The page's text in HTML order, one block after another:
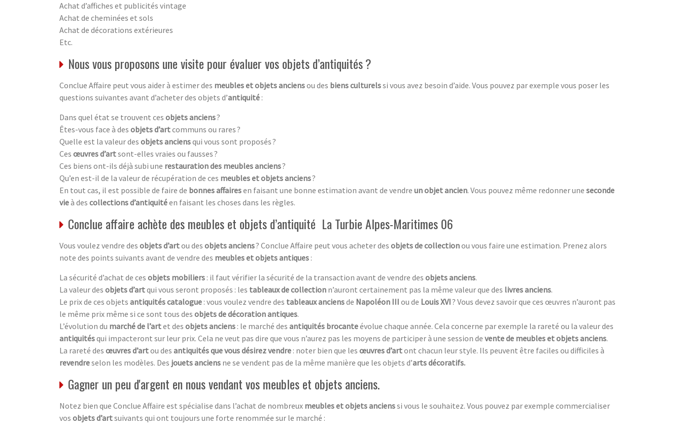
Achat d’affiches et publicités vintage
Achat de cheminées et sols
Achat de décorations extérieures
Etc.
Nous vous proposons une visite pour évaluer vos objets d’antiquités ?
Conclue Affaire peut vous aider à estimer des meubles et objets anciensou des biens culturelssi vous avez besoin d’aide. Vous pouvez par exemple vous poser les
questions suivantes avant d’acheter des objets d’antiquité :
Dans quel état se trouvent ces objets anciens?
Êtes-vous face à des objets d’artcommuns ou rares ?
Quelle est la valeur des objets anciensqui vous sont proposés ?
Ces œuvres d’artsont-elles vraies ou fausses ?
Ces biens ont-ils déjà subi une restauration des meubles anciens?
Qu’en est-il de la valeur de récupération de ces meubles et objets anciens?
En tout cas, il est possible de faire de bonnes affairesen faisant une bonne estimation avant de vendre un objet ancien. Vous pouvez même redonner une seconde
vieà des collections d’antiquitéen faisant les choses dans les règles.
Conclue affaire achète des meubles et objets d’antiquité La Turbie Alpes-Maritimes 06
Vous voulez vendre des objets d’artou des objets anciens? Conclue Affaire peut vous acheter des objets de collectionou vous faire une estimation. Prenez alors
note des points suivants avant de vendre des meubles et objets antiques :
La sécurité d’achat de ces objets mobiliers : il faut vérifier la sécurité de la transaction avant de vendre des objets anciens.
La valeur des objets d’artqui vous seront proposés : les tableaux de collection n’auront certainement pas la même valeur que des livres anciens.
Le prix de ces objets antiquités catalogue : vous voulez vendre des tableaux anciensde Napoléon III ou de Louis XVI? Vous devez savoir que ces œuvres n’auront pas
le même prix même si ce sont tous des objets de décoration antiques.
L’évolution du marché de l’artet des objets anciens : le marché des antiquités brocanteévolue chaque année. Cela concerne par exemple la rareté ou la valeur des
antiquitésqui impacteront sur leur prix. Cela ne veut pas dire que vous n’aurez pas les moyens de participer à une session de vente de meubles et objets anciens.
La rareté des œuvres d’artou des antiquités que vous désirez vendre : noter bien que les œuvres d’artont chacun leur style. Ils peuvent être faciles ou difficiles à
revendreselon les modèles. Des jouets anciens ne se vendent pas de la même manière que les objets d’arts décoratifs.
Gagner un peu d'argent en nous vendant vos meubles et objets anciens.
Notez bien que Conclue Affaire est spécialise dans l’achat de nombreux meubles et objets ancienssi vous le souhaitez. Vous pouvez par exemple commercialiser
vos objets d’artsuivants qui ont toujours une forte renommée sur le marché :